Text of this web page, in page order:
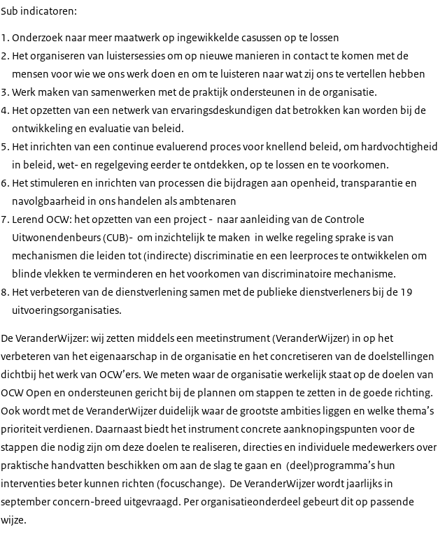
Sub indicatoren:
Onderzoek naar meer maatwerk op ingewikkelde casussen op te lossen
Het organiseren van luistersessies om op nieuwe manieren in contact te komen met de
mensen voor wie we ons werk doen en om te luisteren naar wat zij ons te vertellen hebben
Werk maken van samenwerken met de praktijk ondersteunen in de organisatie.
Het opzetten van een netwerk van ervaringsdeskundigen dat betrokken kan worden bij de
ontwikkeling en evaluatie van beleid.
Het inrichten van een continue evaluerend proces voor knellend beleid, om hardvochtigheid
in beleid, wet- en regelgeving eerder te ontdekken, op te lossen en te voorkomen.
Het stimuleren en inrichten van processen die bijdragen aan openheid, transparantie en
navolgbaarheid in ons handelen als ambtenaren
Lerend OCW: het opzetten van een project - naar aanleiding van de Controle
Uitwonendenbeurs (CUB)- om inzichtelijk te maken in welke regeling sprake is van
mechanismen die leiden tot (indirecte) discriminatie en een leerproces te ontwikkelen om
blinde vlekken te verminderen en het voorkomen van discriminatoire mechanisme.
Het verbeteren van de dienstverlening samen met de publieke dienstverleners bij de 19
uitvoeringsorganisaties.
De VeranderWijzer: wij zetten middels een meetinstrument (VeranderWijzer) in op het
verbeteren van het eigenaarschap in de organisatie en het concretiseren van de doelstellingen
dichtbij het werk van OCW’ers. We meten waar de organisatie werkelijk staat op de doelen van
OCW Open en ondersteunen gericht bij de plannen om stappen te zetten in de goede richting.
Ook wordt met de VeranderWijzer duidelijk waar de grootste ambities liggen en welke thema’s
prioriteit verdienen. Daarnaast biedt het instrument concrete aanknopingspunten voor de
stappen die nodig zijn om deze doelen te realiseren, directies en individuele medewerkers over
praktische handvatten beschikken om aan de slag te gaan en (deel)programma’s hun
interventies beter kunnen richten (focuschange). De VeranderWijzer wordt jaarlijks in
september concern-breed uitgevraagd. Per organisatieonderdeel gebeurt dit op passende
wijze.